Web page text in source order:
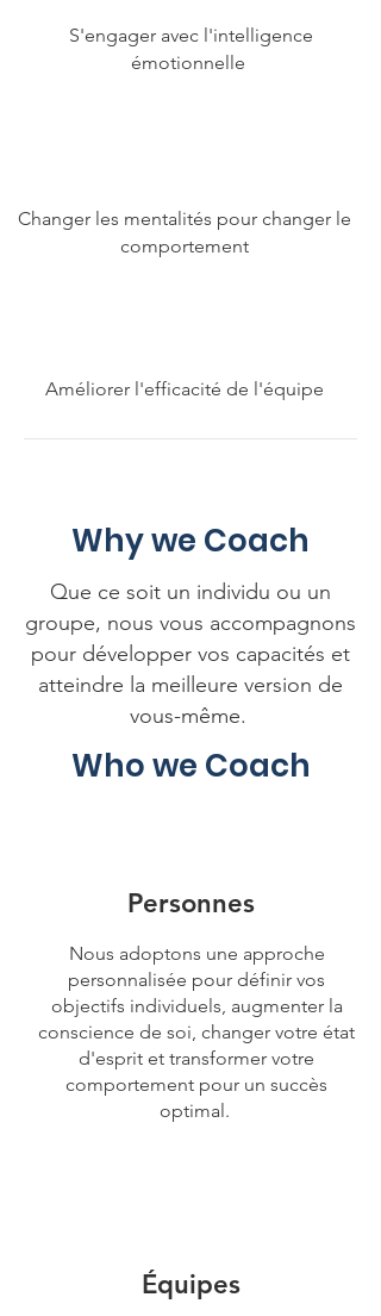
S'engager avec l'intelligence
émotionnelle
Changer les mentalités pour changer le
comportement
Améliorer l'efficacité de l'équipe
Why we Coach
Que ce soit un individu ou un
groupe, nous vous accompagnons
pour développer vos capacités et
atteindre la meilleure version de
vous-même.
Who we Coach
Personnes
Nous adoptons une approche
personnalisée pour définir vos
objectifs individuels, augmenter la
conscience de soi, changer votre état
d'esprit et transformer votre
comportement pour un succès
optimal.
Équipes